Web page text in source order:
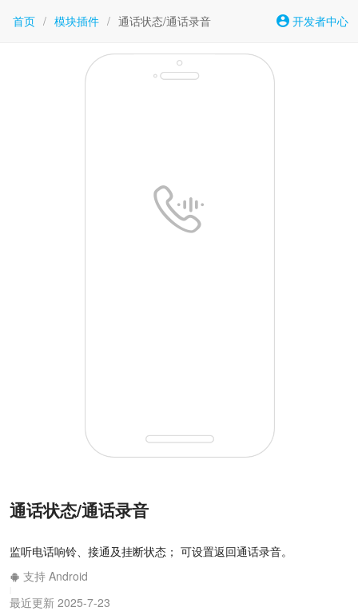
首页 / 模块插件 / 通话状态/通话录音 开发者中心
通话状态/通话录音
监听电话响铃、接通及挂断状态； 可设置返回通话录音。
支持 Android
最近更新 2025-7-23